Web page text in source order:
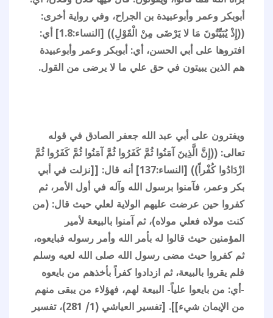
أبوبكر وعمر وأبوعبيدة بن الجراح، وفي رواية أخرى:
((إِذْ يُبَيِّتُونَ مَا لا يَرْضَى مِنْ الْقَوْلِ)) [النساء:1.8] أي:
افتروها على أبي الحسن، أي: أبوبكر وعمر وأبوعبيدة
هم الذين يبيتون في حق علي ما لا يرضى من القول.
ويفترون على أبي عبد الله جعفر الصادق في قوله
تعالى: ((إِنَّ الَّذِينَ آمَنُوا ثُمَّ كَفَرُوا ثُمَّ آمَنُوا ثُمَّ كَفَرُوا ثُمَّ
ازْدَادُوا كُفْراً)) [النساء:137] أنه قال: [[نزلت في أبي
بكر وعمر، فآمنوا برسول الله وآله في أول الأمر، ثم
كفروا حين عرضت عليهم الولاية لعلي حيث قال: (من
كنت مولاه فعلي مولاه)، ثم آمنوا بالبيعة لأمير
المؤمنين حيث قالوا له بأمر الله وأمر رسوله فبايعوه،
ثم كفروا حيث مضى رسول الله صلى الله لعيه وسلم
فلم يقروا بالبيعة، ثم ازدادوا كفراً بأخذهم من بايعوه
-أي: من بايعوا علياً- البيعة لهم، فهؤلاء من يبقى منهم
من الإيمان شيء]]. [تفسير العياشي (1/ 281)، تفسير